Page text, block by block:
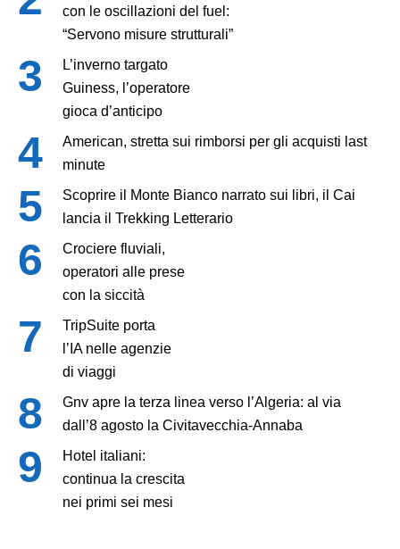
con le oscillazioni del fuel:
“Servono misure strutturali”
L’inverno targato
Guiness, l’operatore
gioca d’anticipo
American, stretta sui rimborsi per gli acquisti last
minute
Scoprire il Monte Bianco narrato sui libri, il Cai
lancia il Trekking Letterario
Crociere fluviali,
operatori alle prese
con la siccità
TripSuite porta
l’IA nelle agenzie
di viaggi
Gnv apre la terza linea verso l’Algeria: al via
dall’8 agosto la Civitavecchia-Annaba
Hotel italiani:
continua la crescita
nei primi sei mesi